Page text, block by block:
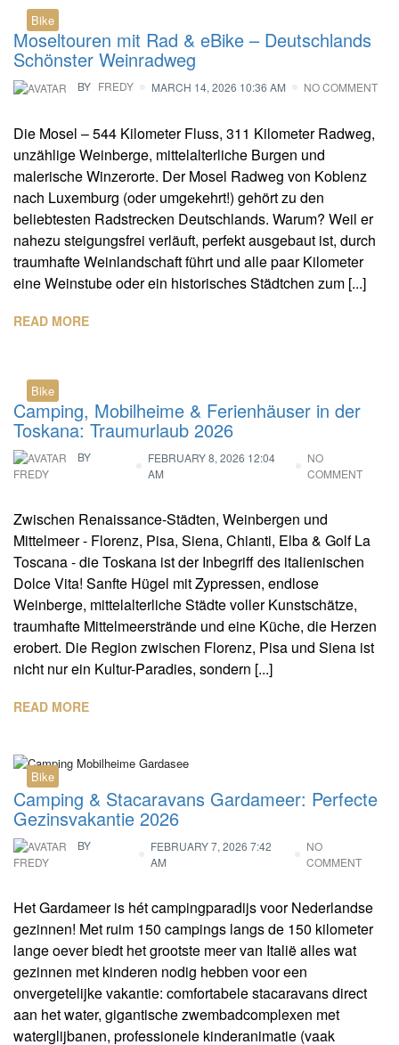
Bike
Moseltouren mit Rad & eBike – Deutschlands
Schönster Weinradweg
BY FREDY MARCH 14, 2026 10:36 AM NO COMMENT
Die Mosel – 544 Kilometer Fluss, 311 Kilometer Radweg,
unzählige Weinberge, mittelalterliche Burgen und
malerische Winzerorte. Der Mosel Radweg von Koblenz
nach Luxemburg (oder umgekehrt!) gehört zu den
beliebtesten Radstrecken Deutschlands. Warum? Weil er
nahezu steigungsfrei verläuft, perfekt ausgebaut ist, durch
traumhafte Weinlandschaft führt und alle paar Kilometer
eine Weinstube oder ein historisches Städtchen zum [...]
READ MORE
Bike
Camping, Mobilheime & Ferienhäuser in der
Toskana: Traumurlaub 2026
BY
FREDY
FEBRUARY 8, 2026 12:04
AM
NO
COMMENT
Zwischen Renaissance-Städten, Weinbergen und
Mittelmeer - Florenz, Pisa, Siena, Chianti, Elba & Golf La
Toscana - die Toskana ist der Inbegriff des italienischen
Dolce Vita! Sanfte Hügel mit Zypressen, endlose
Weinberge, mittelalterliche Städte voller Kunstschätze,
traumhafte Mittelmeerstrände und eine Küche, die Herzen
erobert. Die Region zwischen Florenz, Pisa und Siena ist
nicht nur ein Kultur-Paradies, sondern [...]
READ MORE
Bike
Camping & Stacaravans Gardameer: Perfecte
Gezinsvakantie 2026
BY
FREDY
FEBRUARY 7, 2026 7:42
AM
NO
COMMENT
Het Gardameer is hét campingparadijs voor Nederlandse
gezinnen! Met ruim 150 campings langs de 150 kilometer
lange oever biedt het grootste meer van Italië alles wat
gezinnen met kinderen nodig hebben voor een
onvergetelijke vakantie: comfortabele stacaravans direct
aan het water, gigantische zwembadcomplexen met
waterglijbanen, professionele kinderanimatie (vaak